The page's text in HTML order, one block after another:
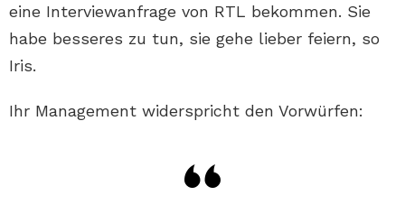
eine Interviewanfrage von RTL bekommen. Sie
habe besseres zu tun, sie gehe lieber feiern, so
Iris.
Ihr Management widerspricht den Vorwürfen: